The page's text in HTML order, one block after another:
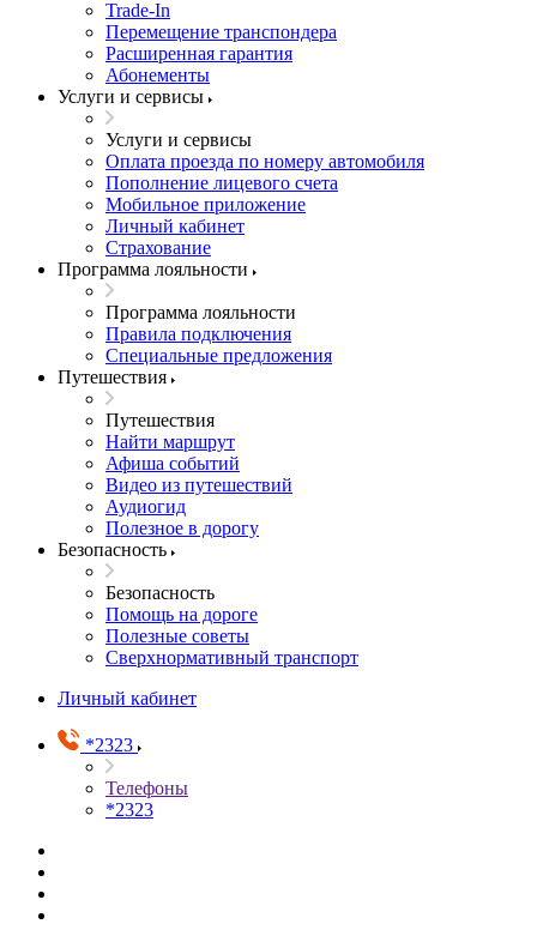
Trade-In
Перемещение транспондера
Расширенная гарантия
Абонементы
Услуги и сервисы
Услуги и сервисы
Оплата проезда по номеру автомобиля
Пополнение лицевого счета
Мобильное приложение
Личный кабинет
Страхование
Программа лояльности
Программа лояльности
Правила подключения
Специальные предложения
Путешествия
Путешествия
Найти маршрут
Афиша событий
Видео из путешествий
Аудиогид
Полезное в дорогу
Безопасность
Безопасность
Помощь на дороге
Полезные советы
Сверхнормативный транспорт
Личный кабинет
*2323
Телефоны
*2323